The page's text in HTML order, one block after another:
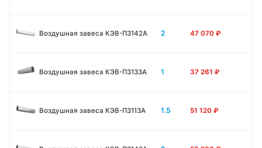
Воздушная завеса КЭВ-П3142A 2 47 070 ₽
Воздушная завеса КЭВ-П3133А 1 37 261 ₽
Воздушная завеса КЭВ-П3113А 1.5 51 120 ₽